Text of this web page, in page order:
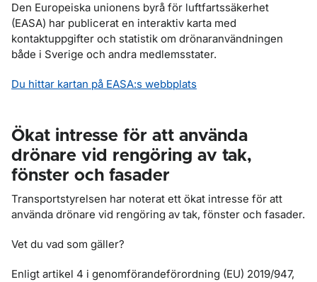
Den Europeiska unionens byrå för luftfartssäkerhet
(EASA) har publicerat en interaktiv karta med
kontaktuppgifter och statistik om drönaranvändningen
både i Sverige och andra medlemsstater.
Du hittar kartan på EASA:s webbplats
Ökat intresse för att använda
drönare vid rengöring av tak,
fönster och fasader
Transportstyrelsen har noterat ett ökat intresse för att
använda drönare vid rengöring av tak, fönster och fasader.
Vet du vad som gäller?
Enligt artikel 4 i genomförandeförordning (EU) 2019/947,